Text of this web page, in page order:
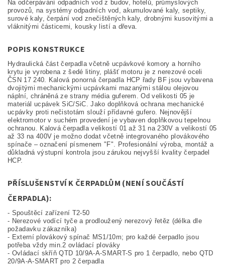
Na odčerpávání odpadních vod z budov, hotelů, průmyslových
provozů, na systémy odpadních vod, akumulované kaly, septiky,
surové kaly, čerpání vod znečištěných kaly, drobnými kusovitými a
vláknitými částicemi, kousky listí a dřeva.
POPIS KONSTRUKCE
Hydraulická část čerpadla včetně ucpávkové komory a horního
krytu je vyrobena z šedé litiny, plášť motoru je z nerezové oceli
ČSN 17 240. Kalová ponorná čerpadla HCP řady BF jsou vybavena
dvojitými mechanickými ucpávkami mazanými stálou olejovou
náplní, chráněná ze strany média guferem. Od velikosti 05 je
materiál ucpávek SiC/SiC. Jako doplňková ochrana mechanické
ucpávky proti nečistotám slouží přídavné gufero. Nejnovější
elektromotor v suchém provedení je vybaven doplňkovou tepelnou
ochranou. Kalová čerpadla velikostí 01 až 31 na 230V a velikostí 05
až 33 na 400V je možno dodat včetně integrovaného plovákového
spínače – označení písmenem "F". Profesionální výroba, montáž a
důkladná výstupní kontrola jsou zárukou nejvyšší kvality čerpadel
HCP.
PŘÍSLUŠENSTVÍ K ČERPADLŮM (NENÍ SOUČÁSTÍ
ČERPADLA):
- Spouštěcí zařízení T2-50
- Nerezové vodící tyče a prodloužený nerezový řetěz (délka dle
požadavku zákazníka)
- Externí plovákový spínač MS1/10m; pro každé čerpadlo jsou
potřeba vždy min.2 ovládací plováky
- Ovládací skříň QTD 10/9A-A-SMART-S pro 1 čerpadlo, nebo QTD
20/9A-A-SMART pro 2 čerpadla